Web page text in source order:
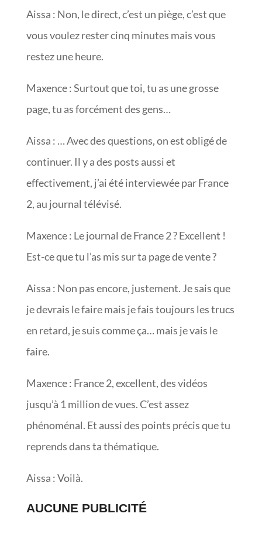
Aissa : Non, le direct, c’est un piège, c’est que
vous voulez rester cinq minutes mais vous
restez une heure.
Maxence : Surtout que toi, tu as une grosse
page, tu as forcément des gens…
Aissa : … Avec des questions, on est obligé de
continuer. Il y a des posts aussi et
effectivement, j’ai été interviewée par France
2, au journal télévisé.
Maxence : Le journal de France 2 ? Excellent !
Est-ce que tu l’as mis sur ta page de vente ?
Aissa : Non pas encore, justement. Je sais que
je devrais le faire mais je fais toujours les trucs
en retard, je suis comme ça… mais je vais le
faire.
Maxence : France 2, excellent, des vidéos
jusqu’à 1 million de vues. C’est assez
phénoménal. Et aussi des points précis que tu
reprends dans ta thématique.
Aissa : Voilà.
AUCUNE PUBLICITÉ